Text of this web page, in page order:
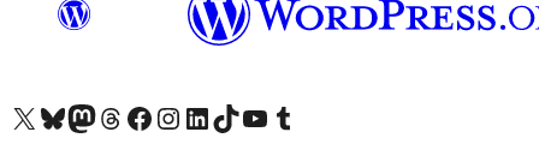
Besök vår X-konto (f.d. Twitter)
Besök vårt Bluesky-konto
Besök vårt Mastodon-konto
Besök vårt Thread-konto
Besök vår Facebook-sidaBesök vårt Instagram-konto
Besök vårt LinkedIn-konto
Besök vårt TikTok-konto
Besök vår YouTube-kanalBesök vårt Tumblr-konto